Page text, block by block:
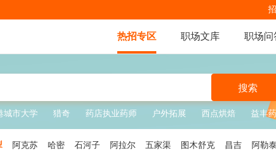
热招专区 职场文库 职场问
搜索
城市大学 猎奇 药店执业药师 户外拓展 西点烘焙 益丰
阿克苏 哈密 石河子 阿拉尔 五家渠 图木舒克 昌吉 阿勒